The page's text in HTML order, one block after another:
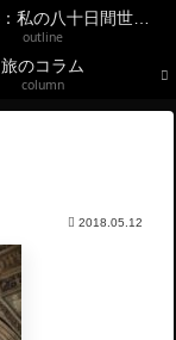
旅の概要：私の八十日間世界一周
outline
旅のコラム
column
2018.05.12